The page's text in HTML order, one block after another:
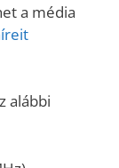
a média
alábbi